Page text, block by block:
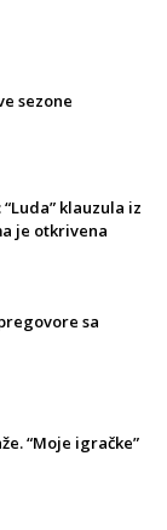
sezone
klauzula iz
je otkrivena
sa
“Moje igračke”